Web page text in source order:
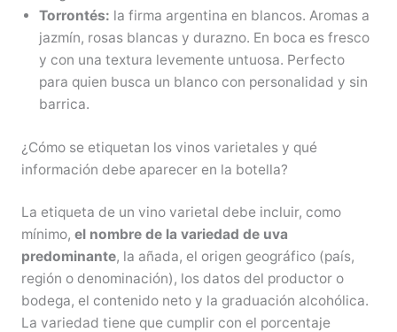
Torrontés: la firma argentina en blancos. Aromas a
jazmín, rosas blancas y durazno. En boca es fresco
y con una textura levemente untuosa. Perfecto
para quien busca un blanco con personalidad y sin
barrica.
¿Cómo se etiquetan los vinos varietales y qué
información debe aparecer en la botella?
La etiqueta de un vino varietal debe incluir, como
mínimo, el nombre de la variedad de uva
predominante, la añada, el origen geográfico (país,
región o denominación), los datos del productor o
bodega, el contenido neto y la graduación alcohólica.
La variedad tiene que cumplir con el porcentaje